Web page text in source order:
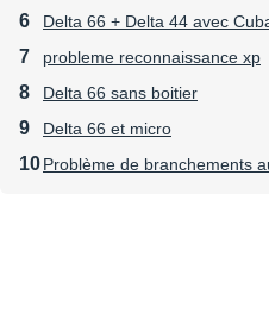
Delta 66 + Delta 44 avec
probleme reconnaissance xp
Delta 66 sans boitier
Delta 66 et micro
Problème de branchements